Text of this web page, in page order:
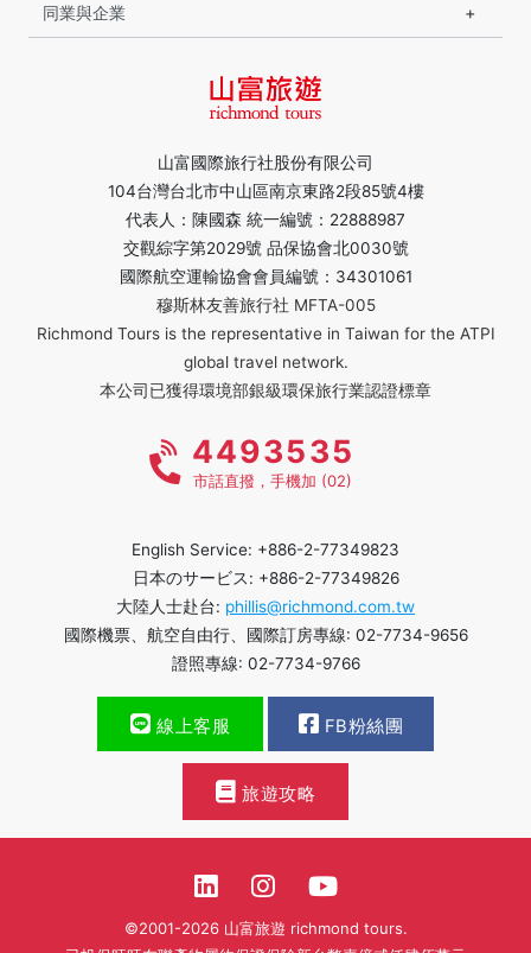
山富國際旅行社股份有限公司
104台灣台北市中山區南京東路2段85號4樓
代表人：陳國森 統一編號：22888987
交觀綜字第2029號 品保協會北0030號
國際航空運輸協會會員編號：34301061
穆斯林友善旅行社 MFTA-005
Richmond Tours is the representative in Taiwan for the ATPI
global travel network.
本公司已獲得環境部銀級環保旅行業認證標章
同業與企業
4493535
市話直撥，手機加 (02)
English Service: +886-2-77349823
日本のサービス: +886-2-77349826
大陸人士赴台: phillis@richmond.com.tw
國際機票、航空自由行、國際訂房專線: 02-7734-9656
證照專線: 02-7734-9766
線上客服 FB粉絲團
旅遊攻略
©2001-2026 山富旅遊 richmond tours.